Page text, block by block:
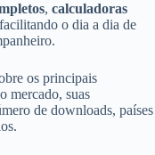
, calculadoras
o dia a dia de
os principais
mercado, suas
de downloads, países